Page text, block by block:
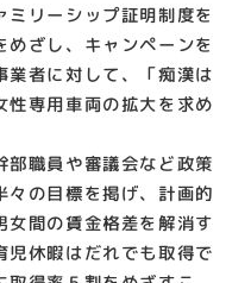
リーシップ証明制度を
ざし、キャンペーンを
業者に対して、「痴漢は
性専用車両の拡大を求め
職員や審議会など政策
の目標を掲げ、計画的
女間の賃金格差を解消す
児休暇はだれでも取得で